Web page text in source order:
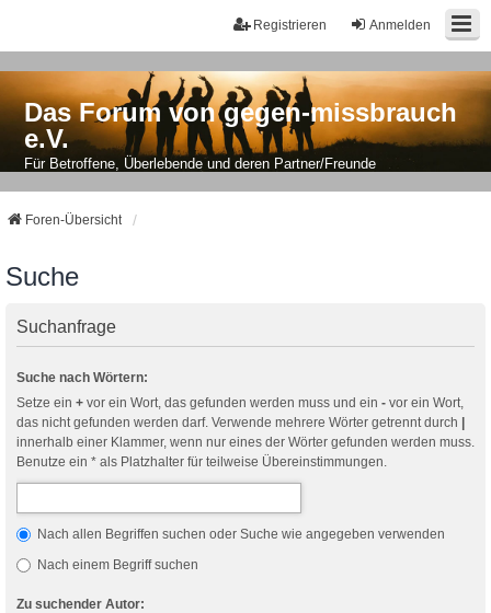
Anmelden
Registrieren
Das Forum von gegen-missbrauch
e.V.
Für Betroffene, Überlebende und deren Partner/Freunde
Foren-Übersicht
Suche
Suchanfrage
Suche nach Wörtern:
Setze ein + vor ein Wort, das gefunden werden muss und ein - vor ein Wort,
das nicht gefunden werden darf. Verwende mehrere Wörter getrennt durch |
innerhalb einer Klammer, wenn nur eines der Wörter gefunden werden muss.
Benutze ein * als Platzhalter für teilweise Übereinstimmungen.
Nach allen Begriffen suchen oder Suche wie angegeben verwenden
Nach einem Begriff suchen
Zu suchender Autor: